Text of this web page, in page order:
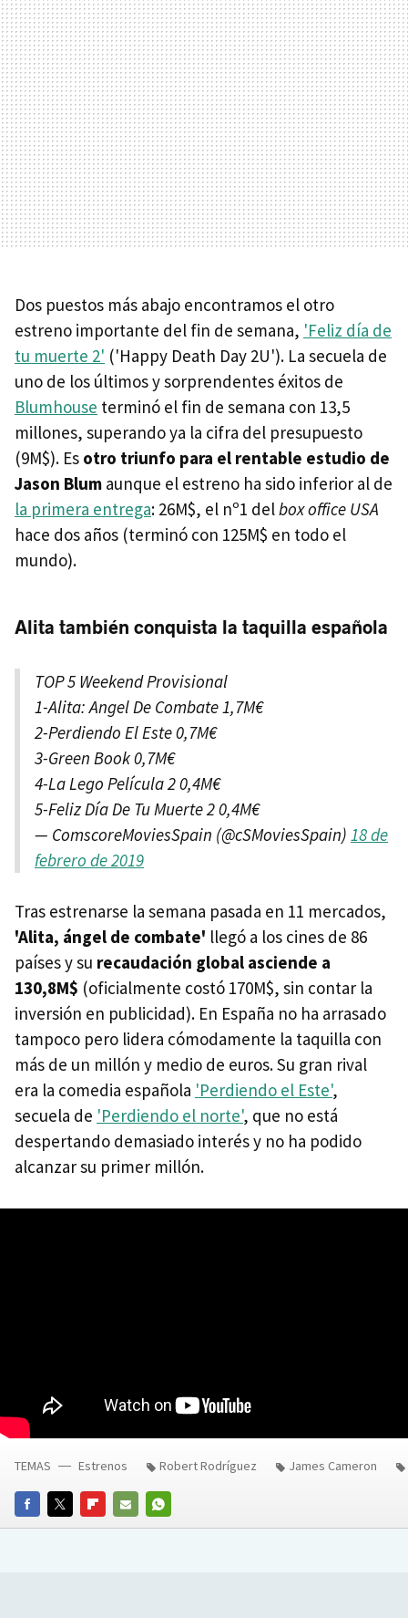
Dos puestos más abajo encontramos el otro
estreno importante del fin de semana, 'Feliz día de
tu muerte 2' ('Happy Death Day 2U'). La secuela de
uno de los últimos y sorprendentes éxitos de
Blumhouse terminó el fin de semana con 13,5
millones, superando ya la cifra del presupuesto
(9M$). Es otro triunfo para el rentable estudio de
Jason Blum aunque el estreno ha sido inferior al de
la primera entrega: 26M$, el nº1 delbox office USA
hace dos años (terminó con 125M$ en todo el
mundo).
Alita también conquista la taquilla española
TOP 5 Weekend Provisional
1-Alita: Angel De Combate 1,7M€
2-Perdiendo El Este 0,7M€
3-Green Book 0,7M€
4-La Lego Película 2 0,4M€
5-Feliz Día De Tu Muerte 2 0,4M€
— ComscoreMoviesSpain (@cSMoviesSpain) 18 de
febrero de 2019
Tras estrenarse la semana pasada en 11 mercados,
'Alita, ángel de combate' llegó a los cines de 86
países y su recaudación global asciende a
130,8M$ (oficialmente costó 170M$, sin contar la
inversión en publicidad). En España no ha arrasado
tampoco pero lidera cómodamente la taquilla con
más de un millón y medio de euros. Su gran rival
era la comedia española 'Perdiendo el Este',
secuela de 'Perdiendo el norte', que no está
despertando demasiado interés y no ha podido
alcanzar su primer millón.
FACEBOOKTWITTERFLIPBOARD
E-
WHATSAPP
TEMAS Estrenos Robert Rodríguez James Cameron